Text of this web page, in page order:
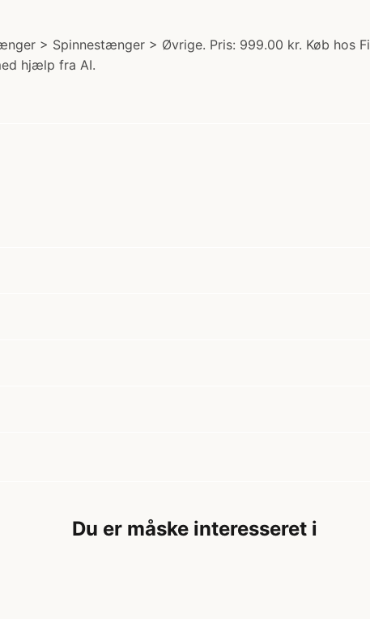
> Spinnestænger > Øvrige. Pris: 999.00 kr. Køb hos
hjælp fra AI.
Du er måske interesseret i